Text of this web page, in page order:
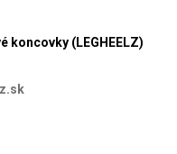
koncovky (LEGHEELZ)